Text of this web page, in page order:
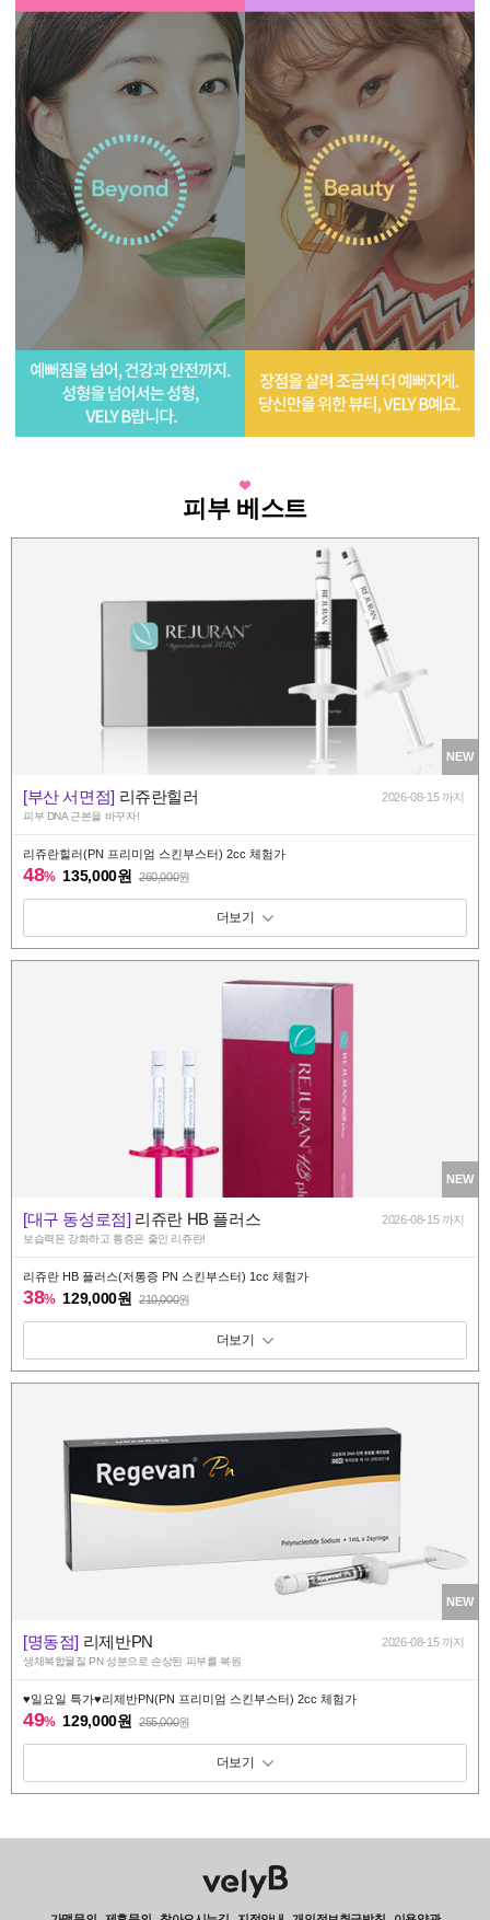
피부 베스트
NEW
[부산 서면점] 리쥬란힐러 2026-08-15 까지
피부 DNA 근본을 바꾸자!
리쥬란힐러(PN 프리미엄 스킨부스터) 2cc 체험가
48% 135,000원 260,000원
패키지 보기 토글
NEW
[대구 동성로점] 리쥬란 HB 플러스 2026-08-15 까지
보습력은 강화하고 통증은 줄인 리쥬란!
리쥬란 HB 플러스(저통증 PN 스킨부스터) 1cc 체험가
38% 129,000원 210,000원
패키지 보기 토글
NEW
[명동점] 리제반PN 2026-08-15 까지
생체복합물질 PN 성분으로 손상된 피부를 복원
♥️일요일 특가♥️리제반PN(PN 프리미엄 스킨부스터) 2cc 체험가
49% 129,000원 255,000원
패키지 보기 토글